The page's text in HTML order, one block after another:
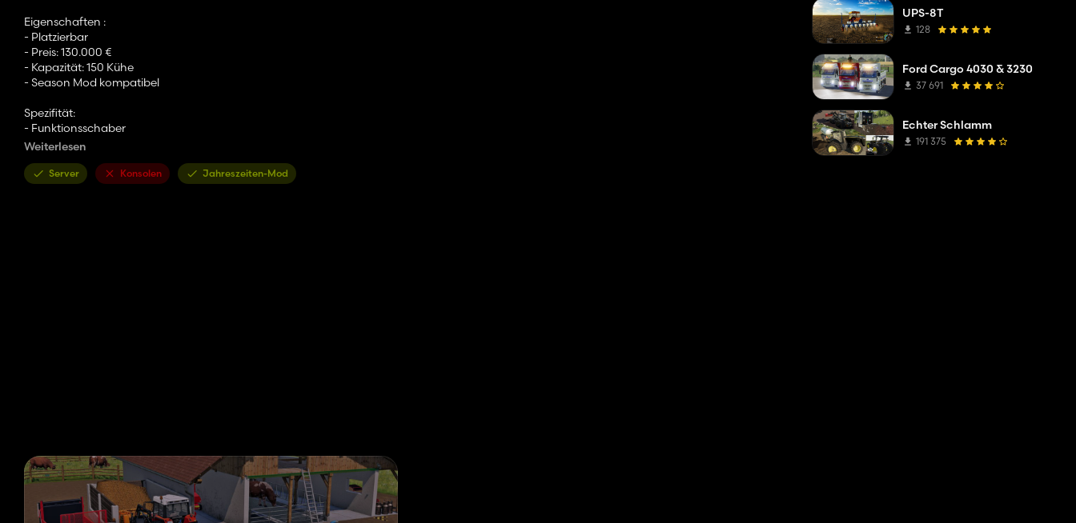
Eigenschaften :
- Platzierbar
- Preis: 130.000 €
- Kapazität: 150 Kühe
- Season Mod kompatibel
Spezifität:
- Funktionsschaber
Weiterlesen
Server Konsolen Jahreszeiten-Mod
UPS-8T
128
Ford Cargo 4030 & 3230
37 691
Echter Schlamm
191 375